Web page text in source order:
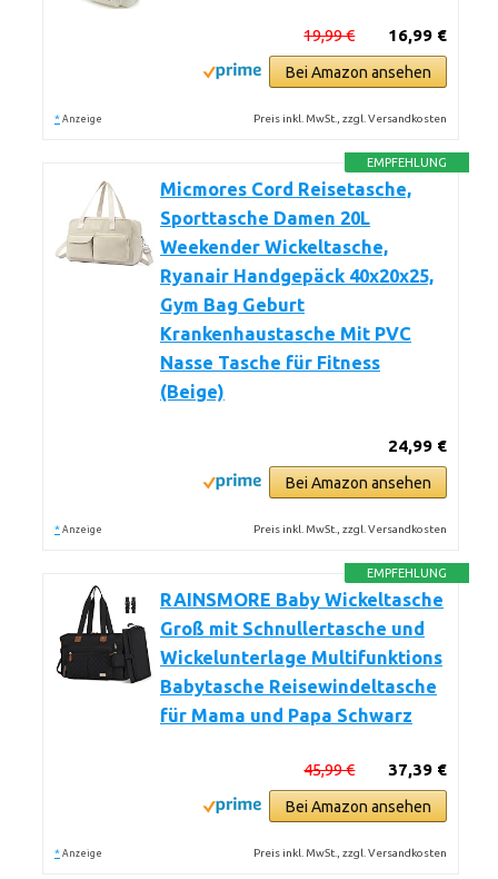
16,99 €
19,99 €
Bei Amazon ansehen
* Anzeige Preis inkl. MwSt., zzgl. Versandkosten
EMPFEHLUNG
Micmores Cord Reisetasche,
Sporttasche Damen 20L
Weekender Wickeltasche,
Ryanair Handgepäck 40x20x25,
Gym Bag Geburt
Krankenhaustasche Mit PVC
Nasse Tasche für Fitness
(Beige)
24,99 €
Bei Amazon ansehen
* Anzeige Preis inkl. MwSt., zzgl. Versandkosten
EMPFEHLUNG
RAINSMORE Baby Wickeltasche
Groß mit Schnullertasche und
Wickelunterlage Multifunktions
Babytasche Reisewindeltasche
für Mama und Papa Schwarz
37,39 €
45,99 €
Bei Amazon ansehen
* Anzeige Preis inkl. MwSt., zzgl. Versandkosten